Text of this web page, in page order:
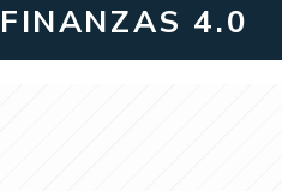
FINANZAS 4.0